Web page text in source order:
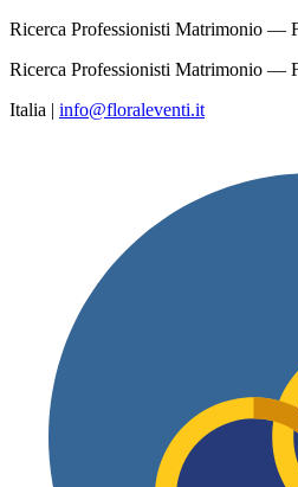
Ricerca Professionisti Matrimonio —
Ricerca Professionisti Matrimonio —
Italia | info@floraleventi.it